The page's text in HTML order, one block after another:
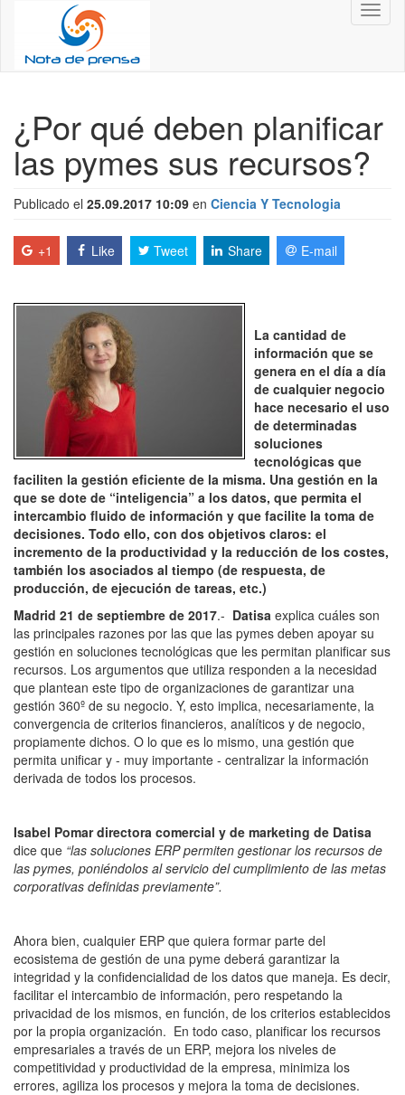
¿Por qué deben planificar
las pymes sus recursos?
Publicado el 25.09.2017 10:09 en Ciencia Y Tecnologia
+1 Like Tweet Share E-mail
La cantidad de
información que se
genera en el día a día
de cualquier negocio
hace necesario el uso
de determinadas
soluciones
tecnológicas que
faciliten la gestión eficiente de la misma. Una gestión en la
que se dote de “inteligencia” a los datos, que permita el
intercambio fluido de información y que facilite la toma de
decisiones. Todo ello, con dos objetivos claros: el
incremento de la productividad y la reducción de los costes,
también los asociados al tiempo (de respuesta, de
producción, de ejecución de tareas, etc.)
Madrid 21 de septiembre de 2017.- Datisa explica cuáles son
las principales razones por las que las pymes deben apoyar su
gestión en soluciones tecnológicas que les permitan planificar sus
recursos. Los argumentos que utiliza responden a la necesidad
que plantean este tipo de organizaciones de garantizar una
gestión 360º de su negocio. Y, esto implica, necesariamente, la
convergencia de criterios financieros, analíticos y de negocio,
propiamente dichos. O lo que es lo mismo, una gestión que
permita unificar y - muy importante - centralizar la información
derivada de todos los procesos.
Isabel Pomar directora comercial y de marketing de Datisa
dice que “las soluciones ERP permiten gestionar los recursos de
las pymes, poniéndolos al servicio del cumplimiento de las metas
corporativas definidas previamente”.
Ahora bien, cualquier ERP que quiera formar parte del
ecosistema de gestión de una pyme deberá garantizar la
integridad y la confidencialidad de los datos que maneja. Es decir,
facilitar el intercambio de información, pero respetando la
privacidad de los mismos, en función, de los criterios establecidos
por la propia organización. En todo caso, planificar los recursos
empresariales a través de un ERP, mejora los niveles de
competitividad y productividad de la empresa, minimiza los
errores, agiliza los procesos y mejora la toma de decisiones.